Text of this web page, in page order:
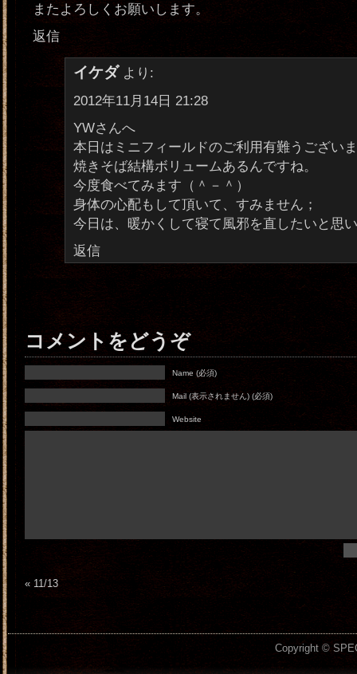
またよろしくお願いします。
返信
イケダ より:
2012年11月14日 21:28
YWさんへ
本日はミニフィールドのご利用有難うござい
焼きそば結構ボリュームあるんですね。
今度食べてみます（＾－＾）
身体の心配もして頂いて、すみません；
今日は、暖かくして寝て風邪を直したいと思
返信
コメントをどうぞ
Name (必須)
Mail (表示されません) (必須)
Website
« 11/13
Copyright ©